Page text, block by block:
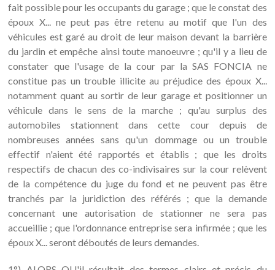
fait possible pour les occupants du garage ; que le constat des
époux X... ne peut pas être retenu au motif que l'un des
véhicules est garé au droit de leur maison devant la barrière
du jardin et empêche ainsi toute manoeuvre ; qu'il y a lieu de
constater que l'usage de la cour par la SAS FONCIA ne
constitue pas un trouble illicite au préjudice des époux X...
notamment quant au sortir de leur garage et positionner un
véhicule dans le sens de la marche ; qu'au surplus des
automobiles stationnent dans cette cour depuis de
nombreuses années sans qu'un dommage ou un trouble
effectif n'aient été rapportés et établis ; que les droits
respectifs de chacun des co-indivisaires sur la cour relèvent
de la compétence du juge du fond et ne peuvent pas être
tranchés par la juridiction des référés ; que la demande
concernant une autorisation de stationner ne sera pas
accueillie ; que l'ordonnance entreprise sera infirmée ; que les
époux X... seront déboutés de leurs demandes.